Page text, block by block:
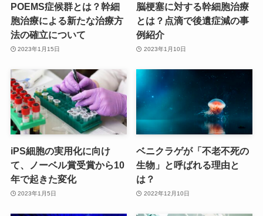
POEMS症候群とは？幹細
胞治療による新たな治療方
法の確立について
2023年1月15日
脳梗塞に対する幹細胞治療
とは？点滴で後遺症減の事
例紹介
2023年1月10日
iPS細胞の実用化に向け
て、ノーベル賞受賞から10
年で起きた変化
2023年1月5日
ベニクラゲが「不老不死の
生物」と呼ばれる理由と
は？
2022年12月10日